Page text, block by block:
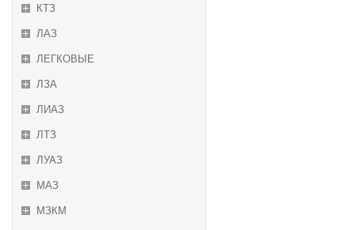
КТЗ
ЛАЗ
ЛЕГКОВЫЕ
ЛЗА
ЛИАЗ
ЛТЗ
ЛУАЗ
МАЗ
МЗКМ